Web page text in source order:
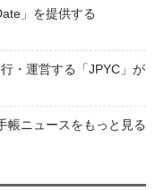
」を提供する
・運営する「JPYC」が
帳ニュースをもっと見る